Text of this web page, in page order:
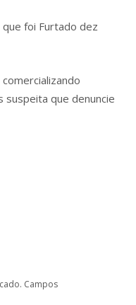
foi Furtado dez
que denuncie
Campos